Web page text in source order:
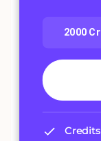
2000
Credits